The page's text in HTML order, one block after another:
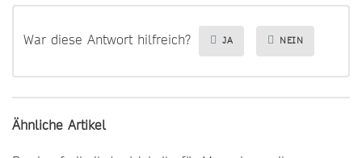
War diese Antwort hilfreich? JA NEIN
Ähnliche Artikel